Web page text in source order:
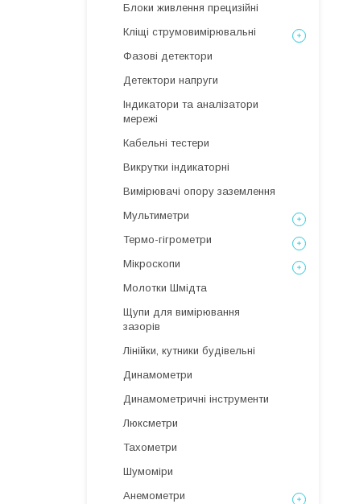
Блоки живлення прецизійні
Кліщі струмовимірювальні
Фазові детектори
Детектори напруги
Індикатори та аналізатори
мережі
Кабельні тестери
Викрутки індикаторні
Вимірювачі опору заземлення
Мультиметри
Термо-гігрометри
Мікроскопи
Молотки Шмідта
Щупи для вимірювання
зазорів
Лінійки, кутники будівельні
Динамометри
Динамометричні інструменти
Люксметри
Тахометри
Шумоміри
Анемометри